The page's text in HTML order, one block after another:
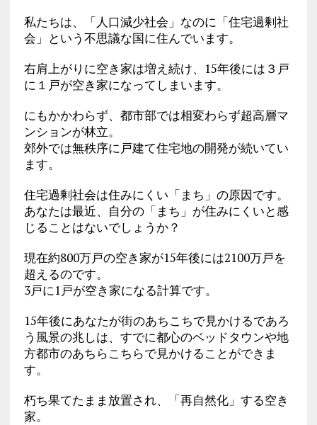
私たちは、「人口減少社会」なのに「住宅過剰社
会」という不思議な国に住んでいます。
右肩上がりに空き家は増え続け、15年後には３戸
に１戸が空き家になってしまいます。
にもかかわらず、都市部では相変わらず超高層マ
ンションが林立。
郊外では無秩序に戸建て住宅地の開発が続いてい
ます。
住宅過剰社会は住みにくい「まち」の原因です。
あなたは最近、自分の「まち」が住みにくいと感
じることはないでしょうか？
現在約800万戸の空き家が15年後には2100万戸を
超えるのです。
3戸に1戸が空き家になる計算です。
15年後にあなたが街のあちこちで見かけるであろ
う風景の兆しは、すでに都心のベッドタウンや地
方都市のあちらこちらで見かけることができま
す。
朽ち果てたまま放置され、「再自然化」する空き
家。